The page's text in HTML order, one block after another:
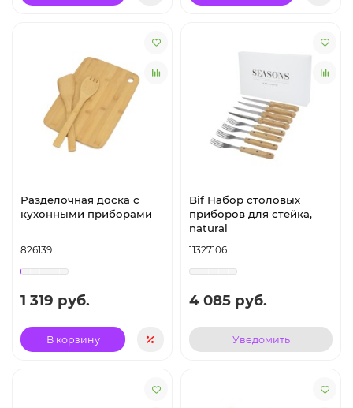
Разделочная доска с
кухонными приборами
826139
1 319 руб.
В корзину
Bif Набор столовых
приборов для стейка,
natural
11327106
4 085 руб.
Уведомить